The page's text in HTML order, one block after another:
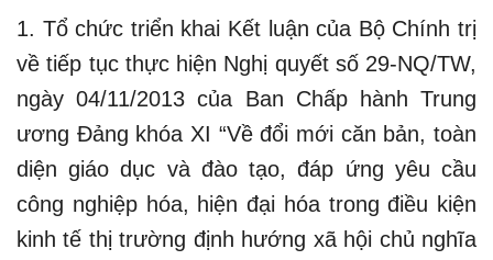
1. Tổ chức triển khai Kết luận của Bộ Chính trị
về tiếp tục thực hiện Nghị quyết số 29-NQ/TW,
ngày 04/11/2013 của Ban Chấp hành Trung
ương Đảng khóa XI “Về đổi mới căn bản, toàn
diện giáo dục và đào tạo, đáp ứng yêu cầu
công nghiệp hóa, hiện đại hóa trong điều kiện
kinh tế thị trường định hướng xã hội chủ nghĩa